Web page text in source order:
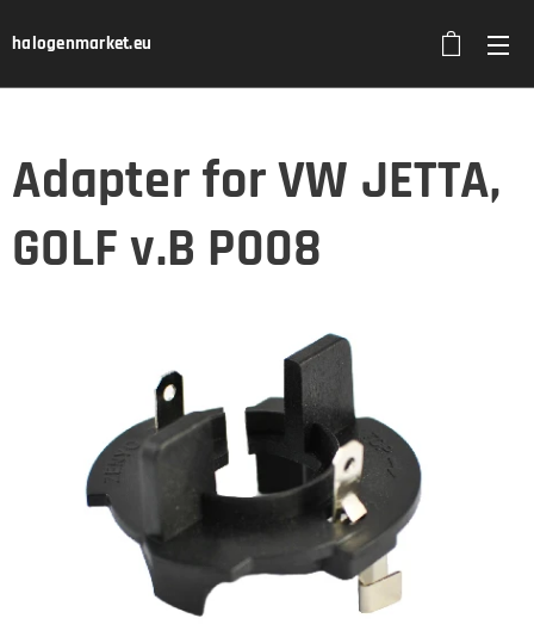
halogenmarket.eu
Adapter for VW JETTA,
GOLF v.B P008